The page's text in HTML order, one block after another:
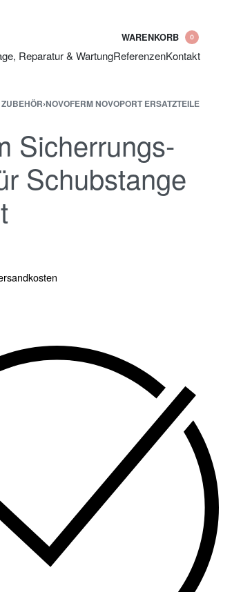
WARENKORB 0
Reparatur & WartungReferenzenKontakt
›NOVOFERM NOVOPORT ERSATZTEILE
Sicherrungs-
Schubstange